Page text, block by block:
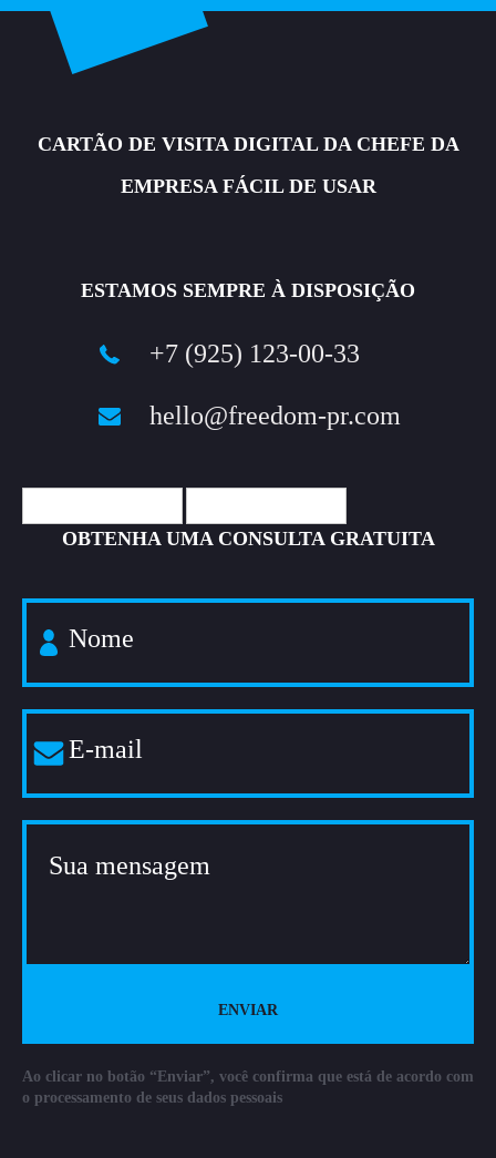
CARTÃO DE VISITA DIGITAL DA CHEFE DA
EMPRESA FÁCIL DE USAR
ESTAMOS SEMPRE À DISPOSIÇÃO
+7 (925) 123-00-33
hello@freedom-pr.com
OBTENHA UMA CONSULTA GRATUITA
Ao clicar no botão “Enviar”, você confirma que está de acordo com
o processamento de seus dados pessoais